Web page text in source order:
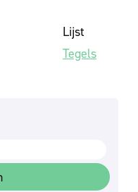
Lijst
Tegels